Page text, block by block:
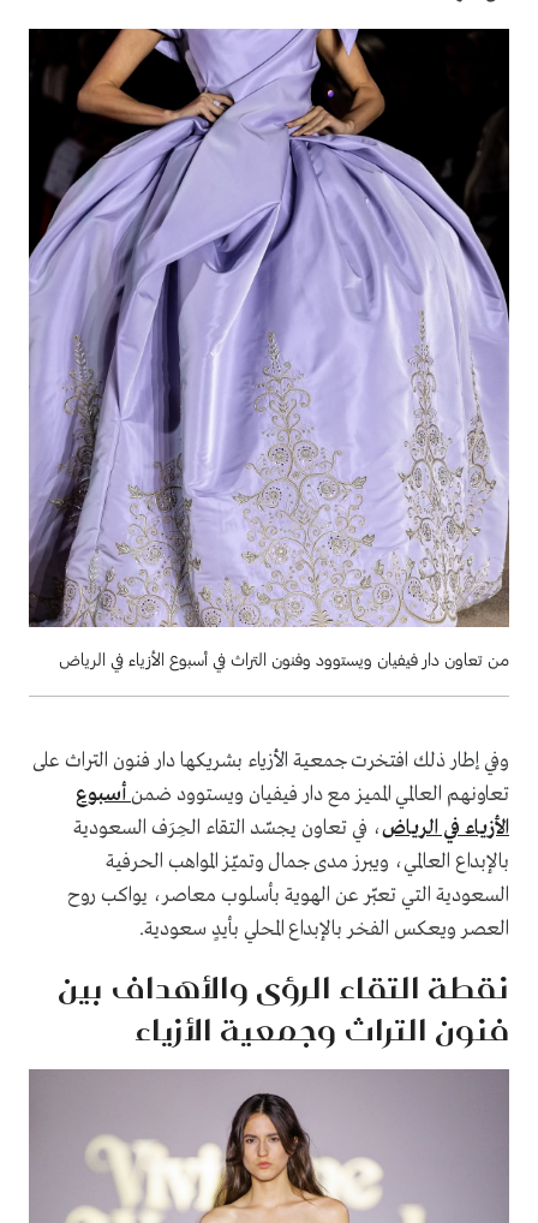
من تعاون دار فيفيان ويستوود وفنون التراث في أسبوع الأزياء في الرياض
وفي إطار ذلك افتخرت جمعية الأزياء بشريكها دار فنون التراث على
تعاونهم العالمي المميز مع دار فيفيان ويستوود ضمنأسبوع
الأزياء في الرياض، في تعاون يجسّد التقاء الحِرَف السعودية
بالإبداع العالمي، ويبرز مدى جمال وتميّز المواهب الحرفية
السعودية التي تعبّر عن الهوية بأسلوب معاصر، يواكب روح
العصر ويعكس الفخر بالإبداع المحلي بأيدٍ سعودية.
نقطة التقاء الرؤى والأهداف بين
فنون التراث وجمعية الأزياء